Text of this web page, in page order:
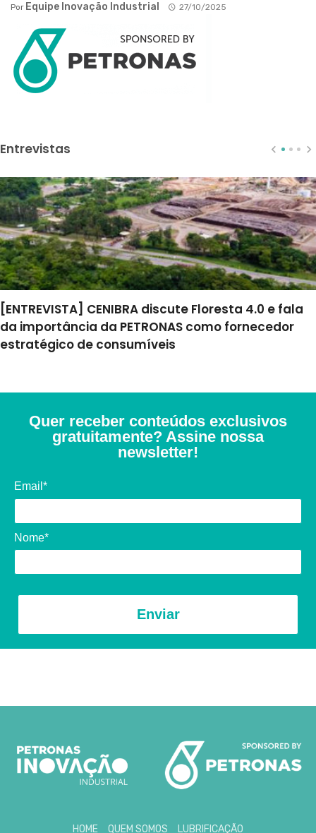
Por Equipe Inovação Industrial 27/10/2025
Entrevistas
[ENTREVISTA] CENIBRA discute Floresta 4.0 e fala
da importância da PETRONAS como fornecedor
estratégico de consumíveis
Quer receber conteúdos exclusivos
gratuitamente? Assine nossa
newsletter!
Email*
Nome*
Enviar
HOME QUEM SOMOS LUBRIFICAÇÃO